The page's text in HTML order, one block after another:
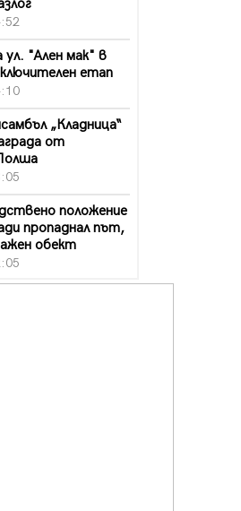
"Ален мак" в
етап
„Кладница“
от
положение
пропаднал път,
обект
на жегите с филм